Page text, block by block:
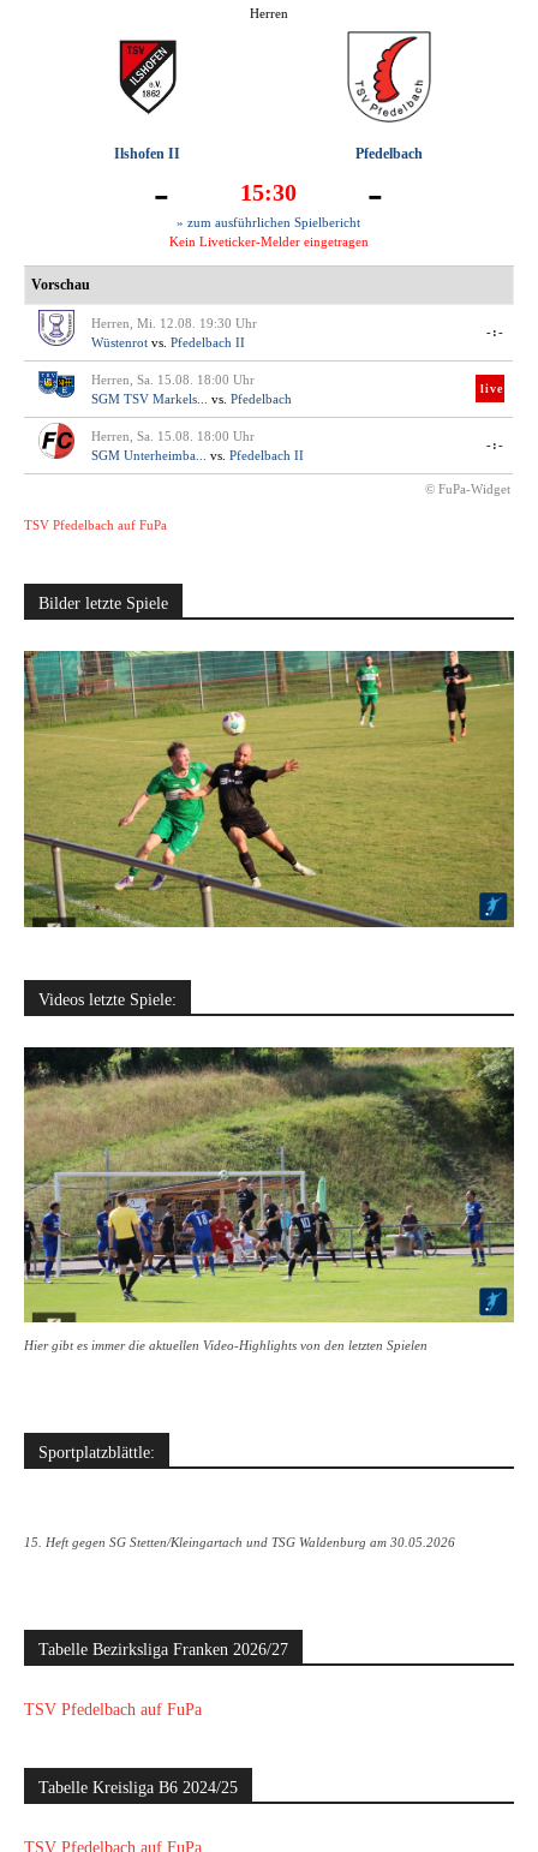
Herren
Ilshofen II Pfedelbach
- 15:30 -
» zum ausführlichen Spielbericht
Kein Liveticker-Melder eingetragen
Vorschau
Herren, Mi. 12.08. 19:30 Uhr
Wüstenrot vs. Pfedelbach II
-:-
Herren, Sa. 15.08. 18:00 Uhr
SGM TSV Markels...
vs. Pfedelbach
live
Herren, Sa. 15.08. 18:00 Uhr
SGM Unterheimba...
vs. Pfedelbach II
-:-
© FuPa-Widget
TSV Pfedelbach auf FuPa
Bilder letzte Spiele
Videos letzte Spiele:
Hier gibt es immer die aktuellen Video-Highlights von den letzten Spielen
Sportplatzblättle:
15. Heft gegen SG Stetten/Kleingartach und TSG Waldenburg am 30.05.2026
Tabelle Bezirksliga Franken 2026/27
TSV Pfedelbach auf FuPa
Tabelle Kreisliga B6 2024/25
TSV Pfedelbach auf FuPa